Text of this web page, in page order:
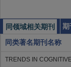
同领域相关期刊 期
同类著名期刊名称
TRENDS IN